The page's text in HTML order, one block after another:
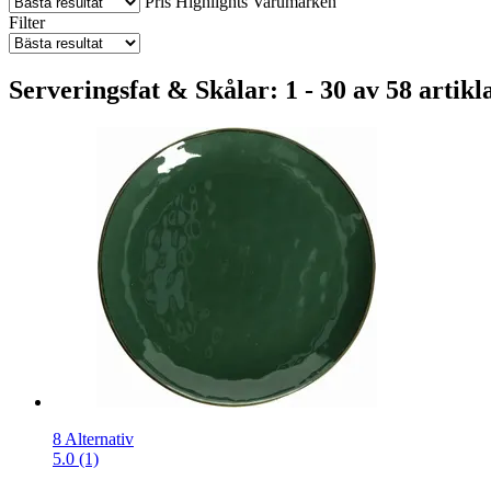
Filter
Serveringsfat & Skålar: 1 - 30 av 58
8 Alternativ
5.0 (1)